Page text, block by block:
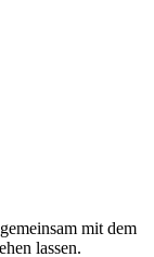
mit dem
lassen.